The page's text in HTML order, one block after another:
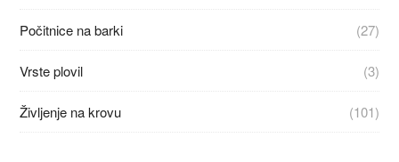
Počitnice na barki (27)
Vrste plovil (3)
Življenje na krovu (101)